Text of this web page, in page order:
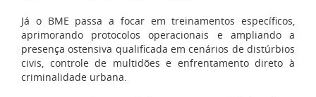
Já o BME passa a focar em treinamentos específicos,
aprimorando protocolos operacionais e ampliando a
presença ostensiva qualificada em cenários de distúrbios
civis, controle de multidões e enfrentamento direto à
criminalidade urbana.